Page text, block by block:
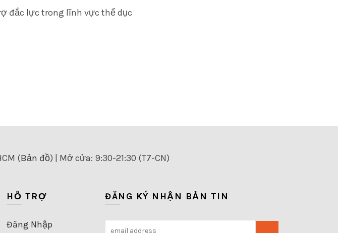
đắc lực trong lĩnh vực thể dục
(Bản đồ) | Mở cửa: 9:30-21:30 (T7-CN)
HỖ TRỢ
Đăng Nhập
ĐĂNG KÝ NHẬN BẢN TIN